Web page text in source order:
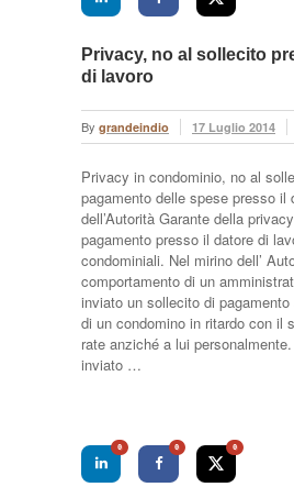
Privacy, no al sollecito
di lavoro
By grandeindio 17 Luglio 2014
Privacy in condominio, no al
pagamento delle spese presso il
dell’Autorità Garante della
pagamento presso il datore di
condominiali. Nel mirino dell’
comportamento di un
inviato un sollecito di
di un condomino in ritardo con il
rate anziché a lui
inviato …
0 0 0